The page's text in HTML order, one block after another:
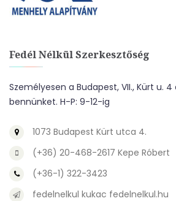
Fedél Nélkül Szerkesztőség
Személyesen a Budapest, VII., Kürt u.
bennünket. H-P: 9-12-ig
1073 Budapest Kürt utca 4.
(+36) 20-468-2617 Kepe Róbert
(+36-1) 322-3423
fedelnelkul kukac fedelnelkul.hu